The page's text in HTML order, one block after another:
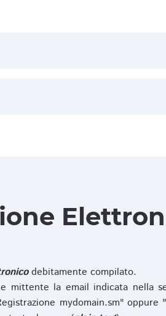
debitamente compilato.
mittente la email indicata nella
mydomain.sm" oppure